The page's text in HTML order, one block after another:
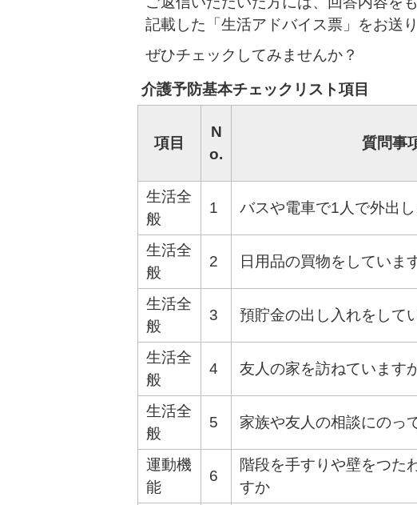
記載した「生活アドバイス票」をお送り
ぜひチェックしてみませんか？
介護予防基本チェックリスト項目
項目
N
o.
質問事
生活全
般
1 バスや電車で1人で外出
生活全
般
2 日用品の買物をしていま
生活全
般
3 預貯金の出し入れをして
生活全
般
4 友人の家を訪ねています
生活全
般
5 家族や友人の相談にのっ
運動機
能
6
階段を手すりや壁をつた
すか